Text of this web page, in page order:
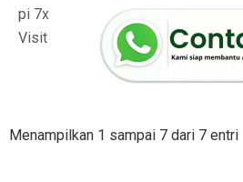
pi 7x
Visit
Menampilkan 1 sampai 7 dari 7 entri